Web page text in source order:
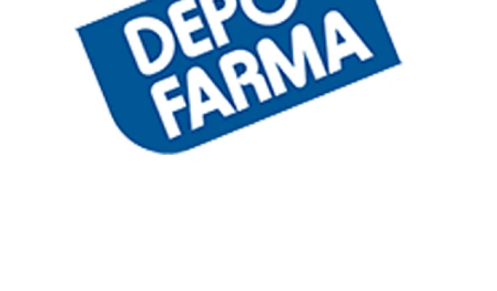
Мой аккаунт
Оставить отзыв
Оформление заказа